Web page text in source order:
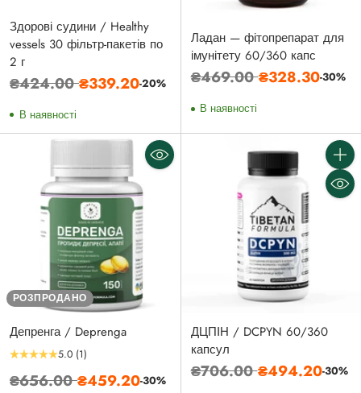
Здорові судини / Healthy
vessels 30 фільтр-пакетів по
2 г
Звичайна
₴424.00₴339.20-20%
В наявності
Ладан — фітопрепарат для
імунітету 60/360 капс
Звичайна
₴469.00₴328.30-30%
В наявності
РОЗПРОДАНО
Депренга / Deprenga
5.0 (1)
Звичайна
₴656.00₴459.20-30%
ДЦПІН / DCPYN 60/360
капсул
Звичайна
₴706.00₴494.20-30%